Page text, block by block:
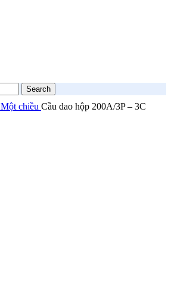
Search
Một chiều Cầu dao hộp 200A/3P – 3C